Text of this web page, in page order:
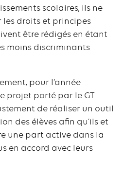
scolaires, ils ne
les droits et principes
être rédigés en étant
moins discriminants
pour l’année
projet porté par le GT
de réaliser un outil
des élèves afin qu’ils et
une part active dans la
en accord avec leurs